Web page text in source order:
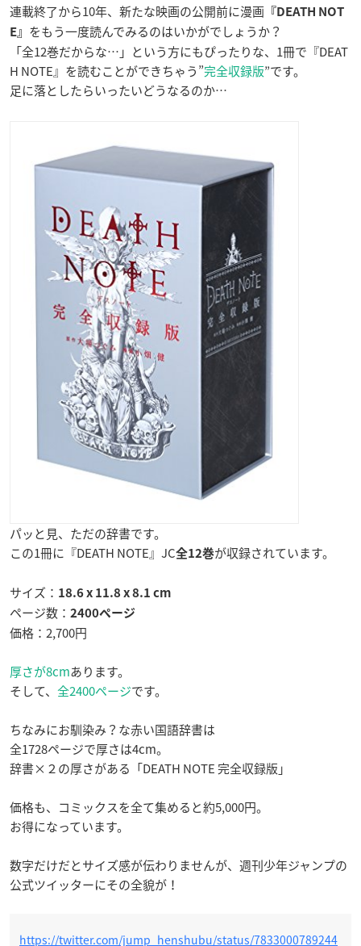
連載終了から10年、新たな映画の公開前に漫画 『DEATH NOT
E』 をもう一度読んでみるのはいかがでしょうか？
「全12巻だからな…」という方にもぴったりな、1冊で『DEAT
H NOTE』を読むことができちゃう”完全収録版”です。
足に落としたらいったいどうなるのか…
パッと見、ただの辞書です。
この1冊に『DEATH NOTE』JC全12巻が収録されています。
サイズ： 18.6 x 11.8 x 8.1 cm
ページ数： 2400ページ
価格：2,700円
厚さが8cmあります。
そして、 全2400ページです。
ちなみにお馴染み？な赤い国語辞書は
全1728ページで厚さは4cm。
辞書×２の厚さがある「DEATH NOTE 完全収録版」
価格も、コミックスを全て集めると約5,000円。
お得になっています。
数字だけだとサイズ感が伝わりませんが、週刊少年ジャンプの
公式ツイッターにその全貌が！
https://twitter.com/jump_henshubu/status/7833000789244